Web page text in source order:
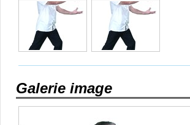
Galerie image